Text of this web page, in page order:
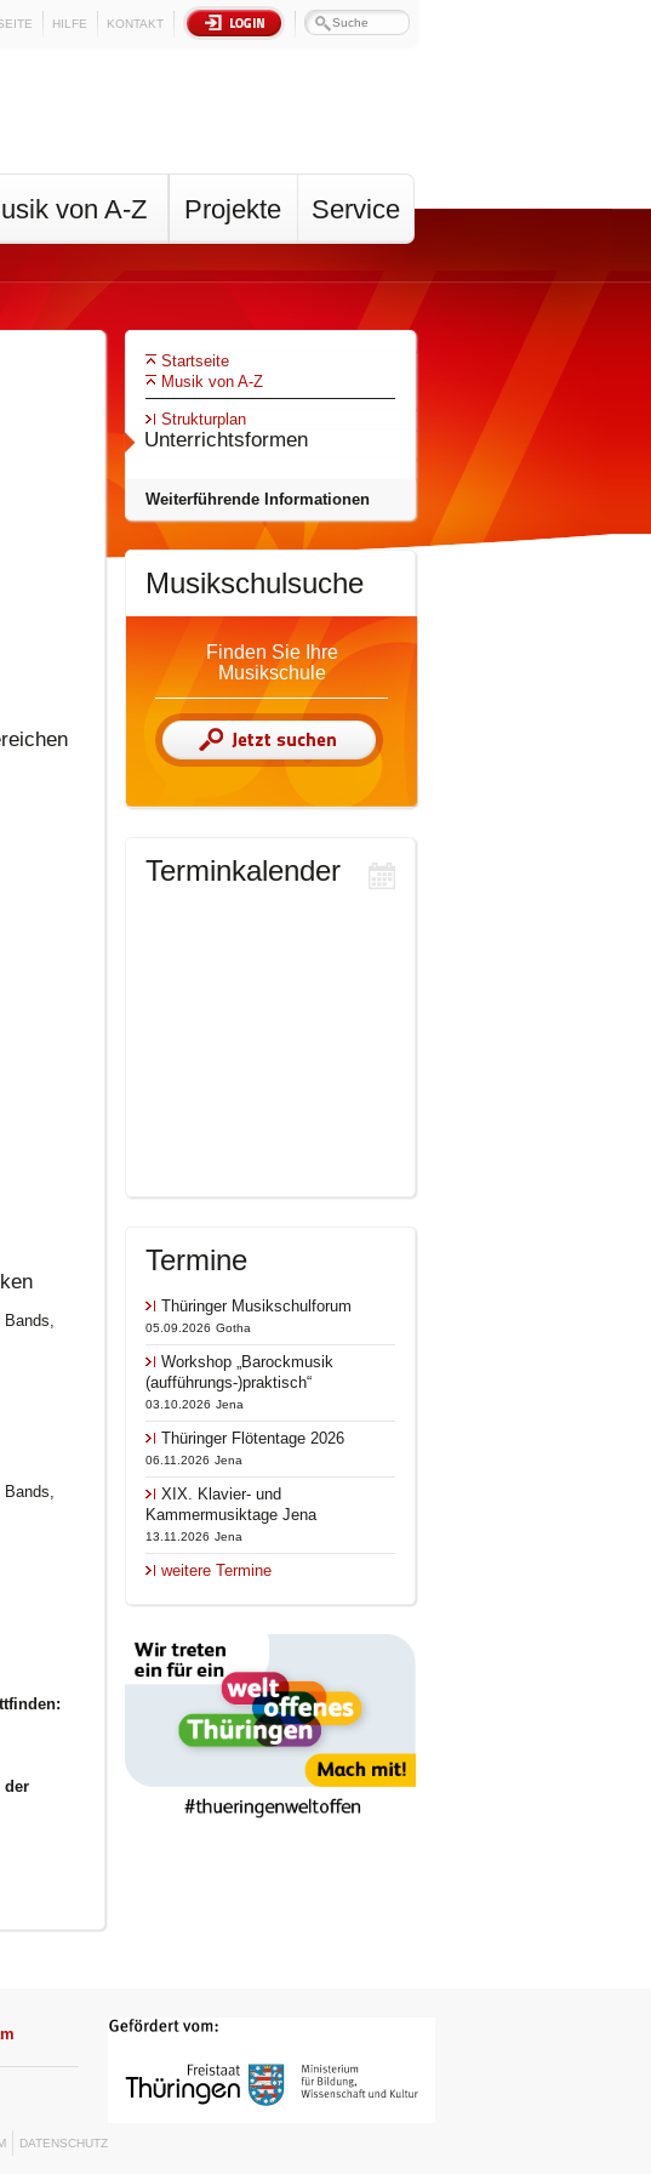
HILFE KONTAKT
von A-Z Projekte Service
Bands,
Bands,
der
Startseite
Musik von A-Z
Strukturplan
Unterrichtsformen
Weiterführende Informationen
Musikschulsuche
Finden Sie Ihre
Musikschule
Terminkalender
Termine
Thüringer Musikschulforum
05.09.2026 Gotha
Workshop „Barockmusik
(aufführungs-)praktisch“
03.10.2026 Jena
Thüringer Flötentage 2026
06.11.2026 Jena
XIX. Klavier- und
Kammermusiktage Jena
13.11.2026 Jena
weitere Termine
DATENSCHUTZ